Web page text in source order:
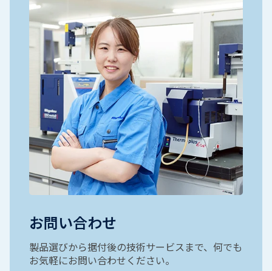
お問い合わせ
製品選びから据付後の技術サービスまで、何でも
お気軽にお問い合わせください。